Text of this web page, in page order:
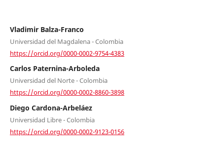
Vladimir Balza-Franco
Universidad del Magdalena - Colombia
https://orcid.org/0000-0002-9754-4383
Carlos Paternina-Arboleda
Universidad del Norte - Colombia
https://orcid.org/0000-0002-8860-3898
Diego Cardona-Arbeláez
Universidad Libre - Colombia
https://orcid.org/0000-0002-9123-0156